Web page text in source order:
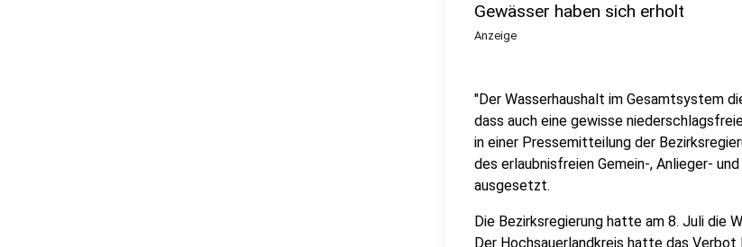
Gewässer haben sich erholt
Anzeige
"Der Wasserhaushalt im Gesamtsystem
dass auch eine gewisse
in einer Pressemitteilung der
des erlaubnisfreien Gemein-, Anlieger-
ausgesetzt.
Die Bezirksregierung hatte am 8. Juli die
Der Hochsauerlandkreis hatte das Verbot